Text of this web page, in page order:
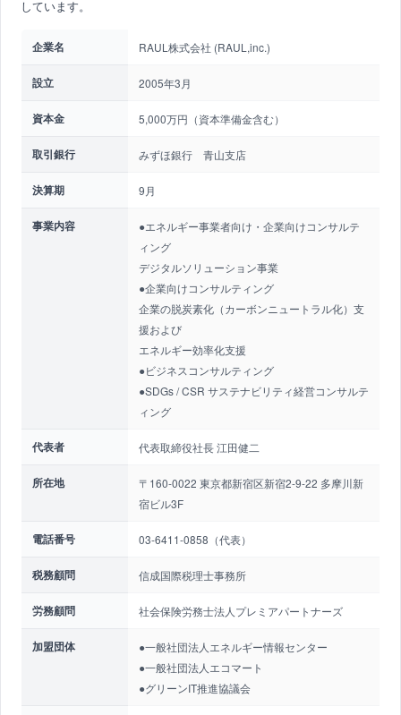
しています。
企業名 RAUL株式会社 (RAUL,inc.)
設立 2005年3月
資本金 5,000万円（資本準備金含む）
取引銀行 みずほ銀行 青山支店
決算期 9月
事業内容
●エネルギー事業者向け・企業向けコンサルテ
ィング
デジタルソリューション事業
●企業向けコンサルティング
企業の脱炭素化（カーボンニュートラル化）支
援および
エネルギー効率化支援
●ビジネスコンサルティング
●SDGs / CSR サステナビリティ経営コンサルテ
ィング
代表者 代表取締役社長 江田健二
所在地
〒160-0022 東京都新宿区新宿2-9-22 多摩川新
宿ビル3F
電話番号 03-6411-0858（代表）
税務顧問 信成国際税理士事務所
労務顧問 社会保険労務士法人プレミアパートナーズ
加盟団体
●一般社団法人エネルギー情報センター
●一般社団法人エコマート
●グリーンIT推進協議会